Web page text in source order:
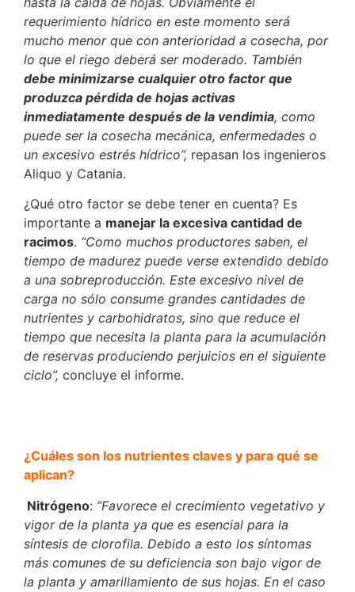
requerimiento hídrico en este momento será
mucho menor que con anterioridad a cosecha, por
lo que el riego deberá ser moderado. También
debe minimizarse cualquier otro factor que
produzca pérdida de hojas activas
inmediatamente después de la vendimia, como
puede ser la cosecha mecánica, enfermedades o
un excesivo estrés hídrico”, repasan los ingenieros
Aliquo y Catania.
¿Qué otro factor se debe tener en cuenta? Es
importante a manejar la excesiva cantidad de
racimos. “Como muchos productores saben, el
tiempo de madurez puede verse extendido debido
a una sobreproducción. Este excesivo nivel de
carga no sólo consume grandes cantidades de
nutrientes y carbohidratos, sino que reduce el
tiempo que necesita la planta para la acumulación
de reservas produciendo perjuicios en el siguiente
ciclo”, concluye el informe.
¿Cuáles son los nutrientes claves y para qué se
aplican?
Nitrógeno: “Favorece el crecimiento vegetativo y
vigor de la planta ya que es esencial para la
síntesis de clorofila. Debido a esto los síntomas
más comunes de su deficiencia son bajo vigor de
la planta y amarillamiento de sus hojas. En el caso